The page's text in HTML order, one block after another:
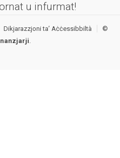
u infurmat!
Dikjarazzjoni ta’ Aċċessibbiltà
©
.